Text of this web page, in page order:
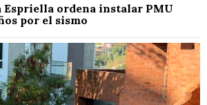
Espriella ordena instalar PMU
por el sismo